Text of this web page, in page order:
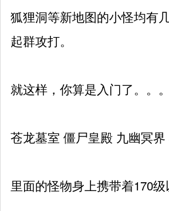
狐狸洞等新地图的小怪均有
起群攻打。
就这样，你算是入门了。。。
苍龙墓室 僵尸皇殿 九幽冥
里面的怪物身上携带着170级